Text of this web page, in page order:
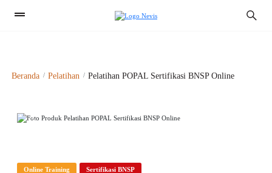
Beranda Pelatihan Pelatihan POPAL Sertifikasi BNSP Online
Previous
Online Training Sertifikasi BNSP